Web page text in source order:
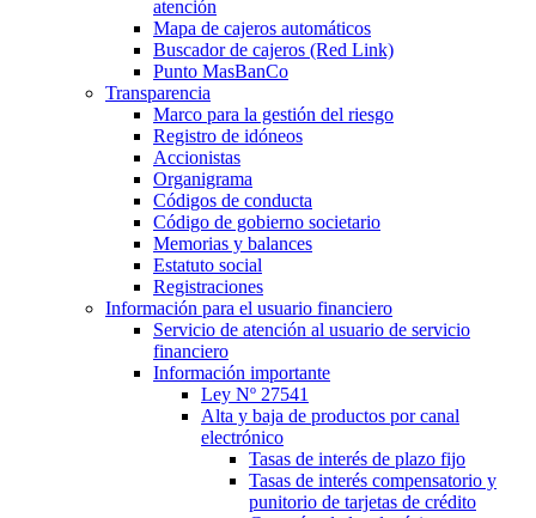
atención
Mapa de cajeros automáticos
Buscador de cajeros (Red Link)
Punto MasBanCo
Transparencia
Marco para la gestión del riesgo
Registro de idóneos
Accionistas
Organigrama
Códigos de conducta
Código de gobierno societario
Memorias y balances
Estatuto social
Registraciones
Información para el usuario financiero
Servicio de atención al usuario de servicio
financiero
Información importante
Ley Nº 27541
Alta y baja de productos por canal
electrónico
Tasas de interés de plazo fijo
Tasas de interés compensatorio y
punitorio de tarjetas de crédito